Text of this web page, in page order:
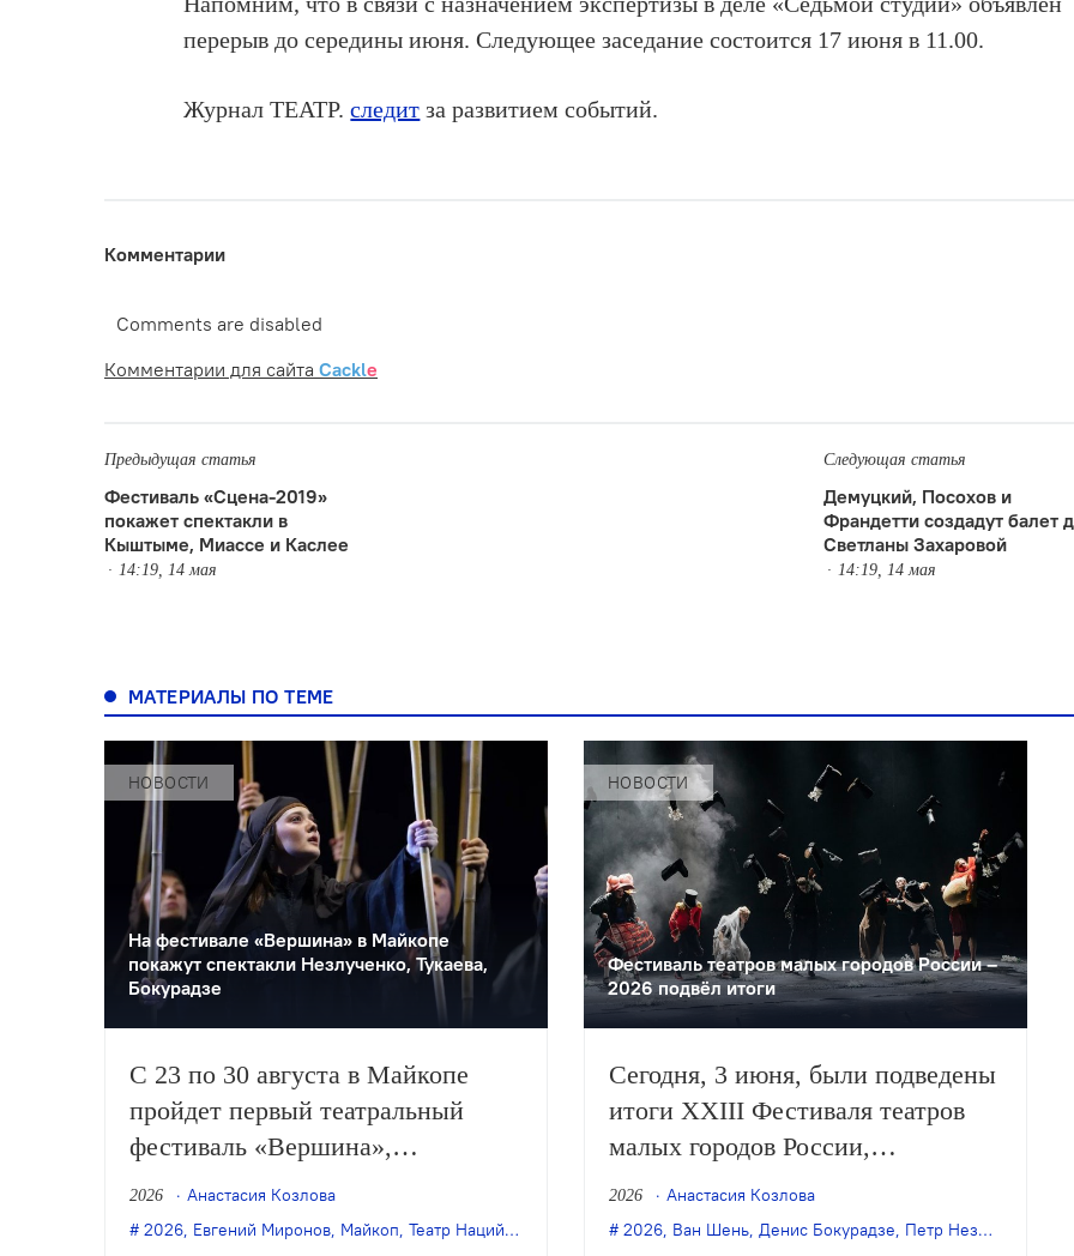
перерыв до середины июня. Следующее заседание состоится 17 июня в 11.00.
Журнал ТЕАТР.следит за развитием событий.
Комментарии
Comments are disabled
Комментарии для сайта Cackle
Предыдущая статья
Фестиваль «Сцена-2019»
покажет спектакли в
Кыштыме, Миассе и Каслее
14:19, 14 мая
Следующая статья
Демуцкий, Посохов и
Франдетти создадут балет
Светланы Захаровой
14:19, 14 мая
МАТЕРИАЛЫ ПО ТЕМЕ
НОВОСТИ
На фестивале «Вершина» в Майкопе
покажут спектакли Незлученко, Тукаева,
Бокурадзе
С 23 по 30 августа в Майкопе
пройдет первый театральный
фестиваль «Вершина»,
организованный Театром Наций.
Участниками станут театры из
2026
Анастасия Козлова
2026, Евгений Миронов, Майкоп, Театр Наций,театральный фестиваль ,фестиваль «Вершина»
НОВОСТИ
Фестиваль театров малых городов России –
2026 подвёл итоги
Сегодня, 3 июня, были подведены
итоги XXIII Фестиваля театров
малых городов России,
проходившего в Сергиевом
Посаде. Жюри выбрало две
2026
Анастасия Козлова
2026, Ван Шень, Денис Бокурадзе, Петр Незлученко